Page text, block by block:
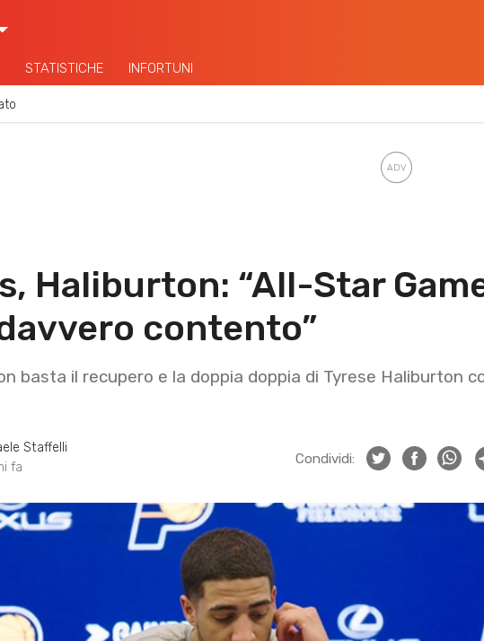
STATISTICHE INFORTUNI
Haliburton: “All-Star
contento”
basta il recupero e la doppia doppia di Tyrese Haliburton
Staffelli
fa
Condividi: